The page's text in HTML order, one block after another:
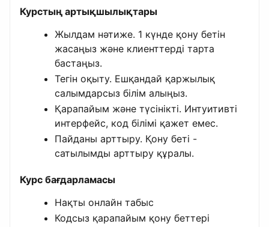
Курстың артықшылықтары
Жылдам нәтиже. 1 күнде қону бетін
жасаңыз және клиенттерді тарта
бастаңыз.
Тегін оқыту. Ешқандай қаржылық
салымдарсыз білім алыңыз.
Қарапайым және түсінікті. Интуитивті
интерфейс, код білімі қажет емес.
Пайданы арттыру. Қону беті -
сатылымды арттыру құралы.
Курс бағдарламасы
Нақты онлайн табыс
Кодсыз қарапайым қону беттері